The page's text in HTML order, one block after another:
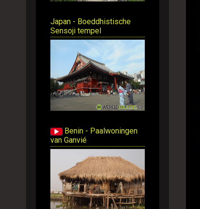
Japan - Boeddhistische
Sensoji tempel
Benin - Paalwoningen
van Ganvié